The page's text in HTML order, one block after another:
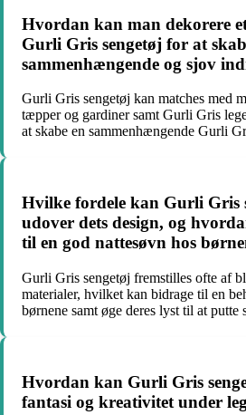
Hvordan kan man dekorere
Gurli Gris sengetøj for at
sammenhængende og sjov
Gurli Gris sengetøj kan matches med
tæpper og gardiner samt Gurli Gris
at skabe en sammenhængende Gurli
Hvilke fordele kan Gurli Gris
udover dets design, og
til en god nattesøvn hos
Gurli Gris sengetøj fremstilles ofte af
materialer, hvilket kan bidrage til en
børnene samt øge deres lyst til at putte
Hvordan kan Gurli Gris
fantasi og kreativitet under